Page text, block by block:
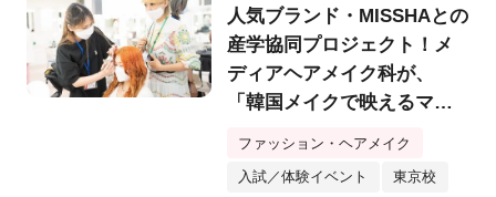
人気ブランド・MISSHAとの
産学協同プロジェクト！メ
ディアヘアメイク科が、
「韓国メイクで映えるマス
【バンタンデザイン研究所
ファッション・ヘアメイク
入試／体験イベント 東京校